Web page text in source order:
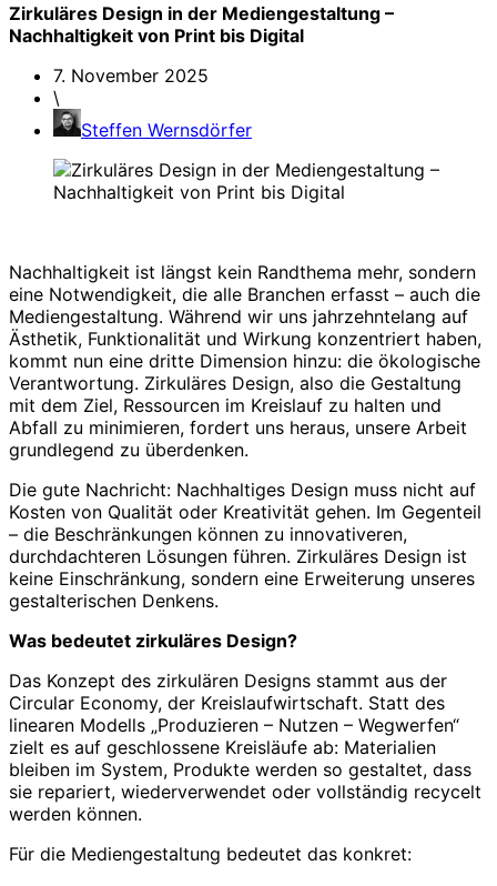
Zirkuläres Design in der Mediengestaltung –
Nachhaltigkeit von Print bis Digital
7. November 2025
\
Steffen Wernsdörfer
Nachhaltigkeit ist längst kein Randthema mehr, sondern
eine Notwendigkeit, die alle Branchen erfasst – auch die
Mediengestaltung. Während wir uns jahrzehntelang auf
Ästhetik, Funktionalität und Wirkung konzentriert haben,
kommt nun eine dritte Dimension hinzu: die ökologische
Verantwortung. Zirkuläres Design, also die Gestaltung
mit dem Ziel, Ressourcen im Kreislauf zu halten und
Abfall zu minimieren, fordert uns heraus, unsere Arbeit
grundlegend zu überdenken.
Die gute Nachricht: Nachhaltiges Design muss nicht auf
Kosten von Qualität oder Kreativität gehen. Im Gegenteil
– die Beschränkungen können zu innovativeren,
durchdachteren Lösungen führen. Zirkuläres Design ist
keine Einschränkung, sondern eine Erweiterung unseres
gestalterischen Denkens.
Was bedeutet zirkuläres Design?
Das Konzept des zirkulären Designs stammt aus der
Circular Economy, der Kreislaufwirtschaft. Statt des
linearen Modells „Produzieren – Nutzen – Wegwerfen“
zielt es auf geschlossene Kreisläufe ab: Materialien
bleiben im System, Produkte werden so gestaltet, dass
sie repariert, wiederverwendet oder vollständig recycelt
werden können.
Für die Mediengestaltung bedeutet das konkret: